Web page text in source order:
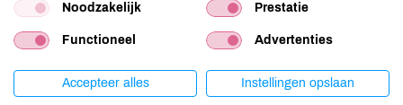
Lupine
niet aanwezig
Mosterd
niet aanwezig
Schaaldieren
niet aanwezig
Noodzakelijk Prestatie
Functioneel Advertenties
Accepteer alles Instellingen opslaan